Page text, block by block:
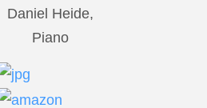
Daniel Heide,
Piano